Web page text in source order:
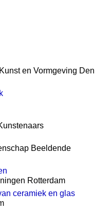
en Vormgeving Den
Beeldende
Rotterdam
ceramiek en glas